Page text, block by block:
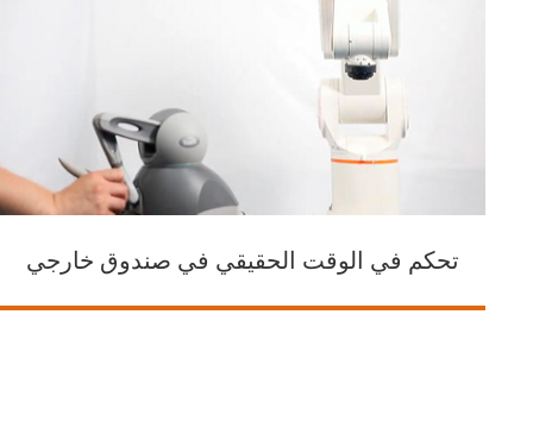
تحكم في الوقت الحقيقي في صندوق خارجي